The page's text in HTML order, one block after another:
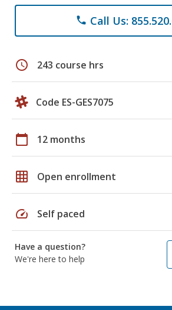
phone Call Us:
schedule 243 course hrs
Code ES-GES7075
calendar_today 12 months
grid_on Open enrollment
speed Self paced
Have a question?
We're here to help